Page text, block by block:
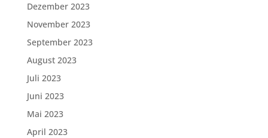
Dezember 2023
November 2023
September 2023
August 2023
Juli 2023
Juni 2023
Mai 2023
April 2023